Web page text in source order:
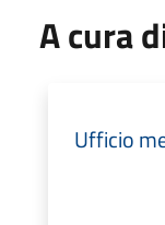
A cura
Ufficio